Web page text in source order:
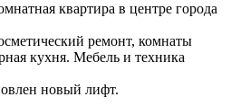
квартира в центре города
ремонт, комнаты
кухня. Мебель и техника
новый лифт.